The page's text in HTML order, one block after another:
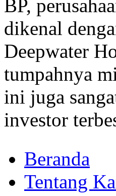
BP,
dikenal
Deepwater
tumpahnya
ini juga
investor
Beranda
Tentang